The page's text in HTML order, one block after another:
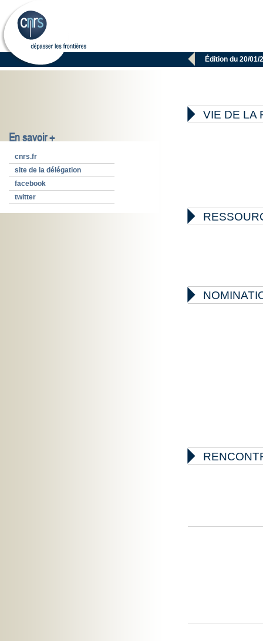
 Édition du 20/01/
En savoir +
cnrs.fr
site de la délégation
facebook
twitter
 VIE DE LA


